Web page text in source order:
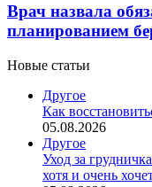
Врач назвала
планированием
Новые статьи
Другое
Как
05.08.2026
Другое
Уход за
хотя и очень